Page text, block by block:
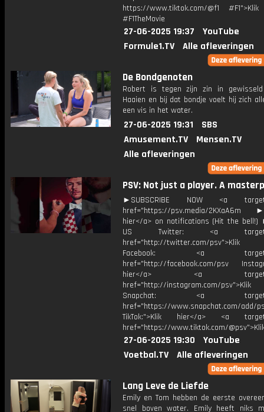
https://www.tiktok.com/@f1
#F1TheMovie
27-06-2025 19:37
YouTube
Formule1.TV
Alle afleveringen
De Bondgenoten
Robert is tegen zijn zin in
Haaien en bij dat bondje voelt hij zich
een vis in het water.
27-06-2025 19:31
SBS
Amusement.TV
Mensen.TV
Alle afleveringen
PSV: Not just a player. A
►SUBSCRIBE NOW <a
href="https://psv.media/2KXaA6m
hier</a> on notifications (Hit the bell!)
US Twitter: <a
href="http://twitter.com/psv">Klik
Facebook: <a
href="http://facebook.com/psv
hier</a> <a
href="http://instagram.com/
Snapchat: <a
href="https://www.snapchat.com/add/
TikTok:">Klik hier</a> <a
href="https://www.tiktok.com/
27-06-2025 19:30
YouTube
Voetbal.TV
Alle afleveringen
Lang Leve de Liefde
Emily en Tom hebben de eerste
snel boven water. Emily heeft niks